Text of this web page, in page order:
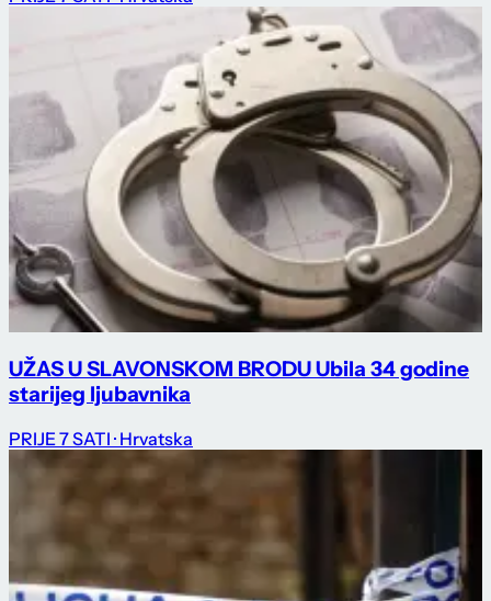
UŽAS U SLAVONSKOM BRODU Ubila 34 godine
starijeg ljubavnika
PRIJE 7 SATI · Hrvatska